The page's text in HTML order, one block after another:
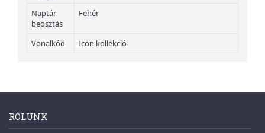
Naptár
beosztás
Fehér
Vonalkód Icon kollekció
RÓLUNK